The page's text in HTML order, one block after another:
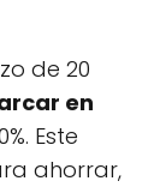
de 20
en
Este
ahorrar,